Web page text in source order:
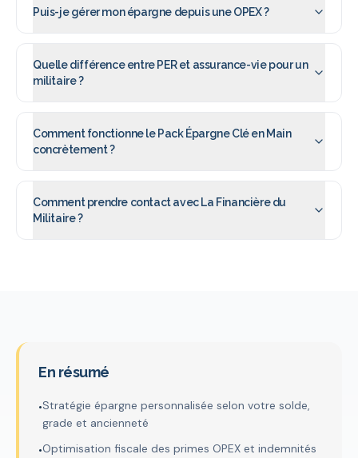
Puis-je gérer mon épargne depuis une OPEX ?
Quelle différence entre PER et assurance-vie pour un
militaire ?
Comment fonctionne le Pack Épargne Clé en Main
concrètement ?
Comment prendre contact avec La Financière du
Militaire ?
En résumé
•Stratégie épargne personnalisée selon votre solde,
grade et ancienneté
•Optimisation fiscale des primes OPEX et indemnités